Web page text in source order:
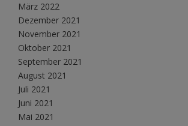
März 2022
Dezember 2021
November 2021
Oktober 2021
September 2021
August 2021
Juli 2021
Juni 2021
Mai 2021